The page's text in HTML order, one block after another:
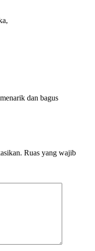
dan bagus
Ruas yang wajib